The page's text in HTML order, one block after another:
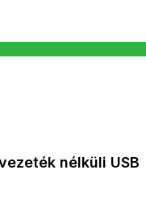
nélküli USB